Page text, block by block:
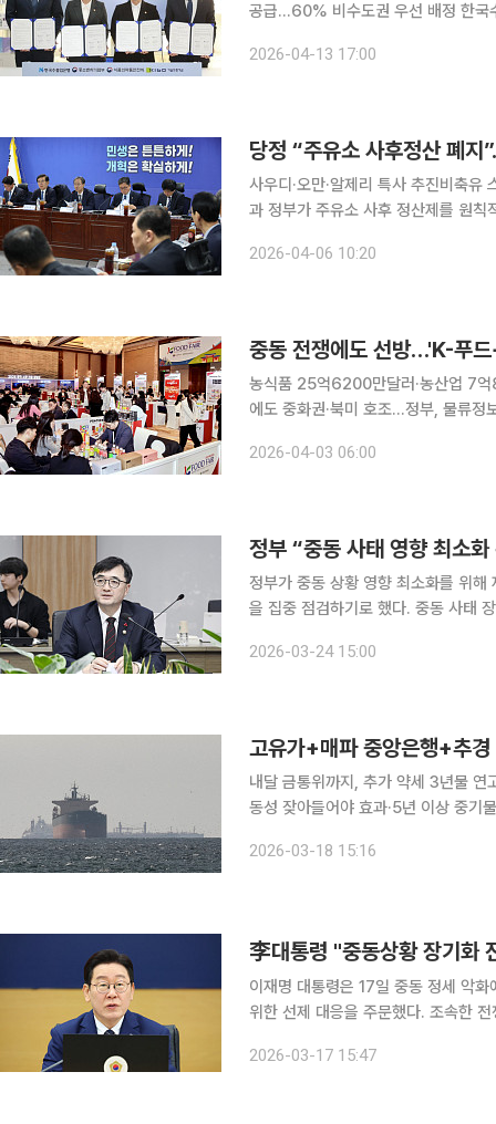
공급…60% 비수도권 우선 배정 한국수출입은행이 중소벤처기업부, 식품의약품안전처, 기술보증기
자재 조달 부담이 커진 가운데 정책금
2026-04-13 17:00
당정 “주유소 사후정산 폐
사우디·오만·알제리 특사 추진비축유 스왑
과 정부가 주유소 사후 정산제를 원칙적으로 폐지하기로 했
뒤 기자들과 만나 “사후정산제는 원
2026-04-06 10:20
중동 전쟁에도 선방…'K-푸
농식품 25억6200만달러·농산업 7억
에도 중화권·북미 호조…정부, 물류정보·바우처·바이어
자, 딸기 등 농식품이 실적을 끌었고
2026-04-03 06:00
정부 “중동 사태 영향 최소
정부가 중동 상황 영향 최소화를 위해
을 집중 점검하기로 했다. 중동 사태 장기화로 우리 경제에 부담이 커지고 있다며 추가경정예산(추
하기로 했다. 임기근 기획예
2026-03-24 15:00
고유가+매파 중앙은행+추
내달 금통위까지, 추가 약세 3년물
동성 잦아들어야 효과·5년 이상 중기물 수요로 단기
이라는 나비효과까지 불러오고 있다.
2026-03-18 15:16
이재명 대통령은 17일 중동 정세 악
위한 선제 대응을 주문했다. 조속한
은 이날 오전 정부세종청사에서 열린
2026-03-17 15:47